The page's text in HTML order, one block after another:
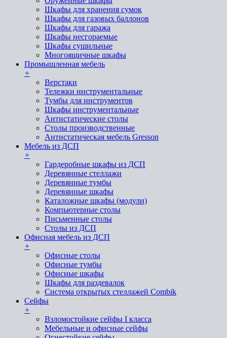
Шкафы для хранения сумок
Шкафы для газовых баллонов
Шкафы для гаража
Шкафы несгораемые
Шкафы сушильные
Многоящичные шкафы
Промышленная мебель
+
Верстаки
Тележки инструментальные
Тумбы для инструментов
Шкафы инструментальные
Антистатические столы
Столы производственные
Антистатическая мебель Gresson
Мебель из ДСП
+
Гардеробные шкафы из ДСП
Деревянные стеллажи
Деревянные тумбы
Деревянные шкафы
Каталожные шкафы (модули)
Компьютерные столы
Письменные столы
Столы из ДСП
Офисная мебель из ДСП
+
Офисные столы
Офисные тумбы
Офисные шкафы
Шкафы для раздевалок
Система открытых стеллажей Combik
Сейфы
+
Взломостойкие сейфы I класса
Мебельные и офисные сейфы